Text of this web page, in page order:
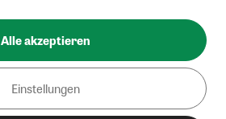
Alle akzeptieren
Einstellungen